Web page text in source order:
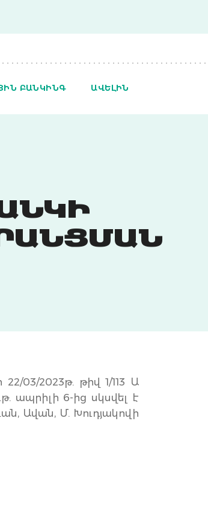
ԲԱՆԿԻՆԳ ԱՎԵԼԻՆ
Վ
03/2023թ. թիվ 1/113 Ա
ապրիլի 6-ից սկսվել է
Ավան, Մ. Խուդյակովի